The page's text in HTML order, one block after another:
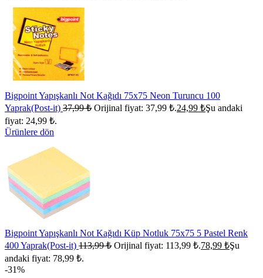
Bigpoint Yapışkanlı Not Kağıdı 75x75 Neon Turuncu 100
Yaprak(Post-it) 37,99₺ Orijinal fiyat: 37,99 ₺.24,99 ₺Şu andaki
fiyat: 24,99 ₺.
Ürünlere dön
Bigpoint Yapışkanlı Not Kağıdı Küp Notluk 75x75 5 Pastel Renk
400 Yaprak(Post-it) 113,99₺ Orijinal fiyat: 113,99 ₺.78,99 ₺Şu
andaki fiyat: 78,99 ₺.
-31%